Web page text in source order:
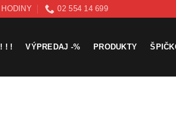
02 554 14 699
! ! VÝPREDAJ -% PRODUKTY